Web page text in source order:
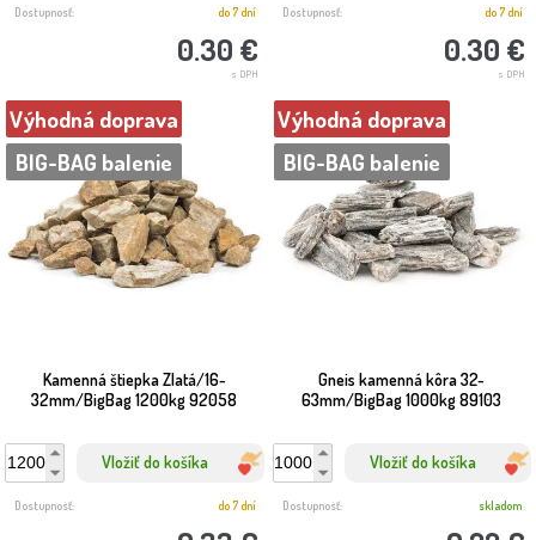
0.30 €
s DPH
Dostupnosť: do 7 dní
0.30 €
s DPH
Dostupnosť: do 7 dní
Kamenná štiepka Zlatá/16-
32mm/BigBag 1200kg 92058
Výhodná doprava
BIG-BAG balenie
Vložiť do košíka
Dostupnosť: do 7 dní
Gneis kamenná kôra 32-
63mm/BigBag 1000kg 89103
Výhodná doprava
BIG-BAG balenie
Vložiť do košíka
Dostupnosť: skladom